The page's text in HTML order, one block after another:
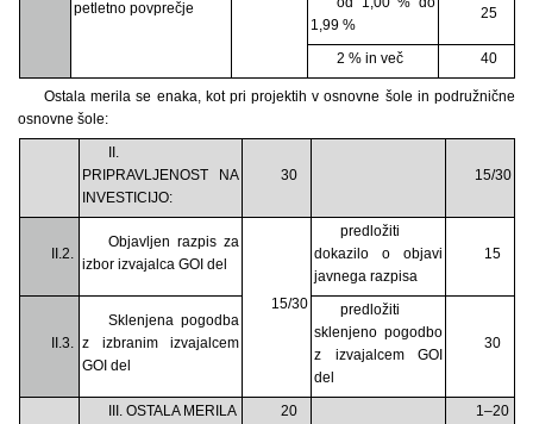
petletno povprečje
1,99 %
25
2 % in več 40
Ostala merila se enaka, kot pri projektih v osnovne šole in podružnične
osnovne šole:
II.
PRIPRAVLJENOST NA
INVESTICIJO:
30 15/30
II.2.
Objavljen razpis za
izbor izvajalca GOI del
15/30
predložiti
dokazilo o objavi
javnega razpisa
15
II.3.
Sklenjena pogodba
z izbranim izvajalcem
GOI del
predložiti
sklenjeno pogodbo
z izvajalcem GOI
del
30
III. OSTALA MERILA 20 1–20